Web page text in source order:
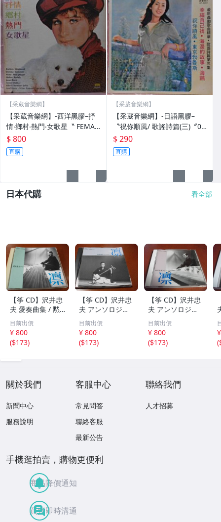
【采葳音樂網】
【采葳音樂網】-西洋黑膠–抒
情‧鄉村‧熱門‧女歌星〝 FEMAL
$ 800
直購
【采葳音樂網】
【采葳音樂網】-日語黑膠–
〝祝你順風/ 歌謠詩篇(三)〞04
5
$ 290
直購
日本代購 看全部
【筝 CD】沢井忠
夫 愛奏曲集 / 黙
示 、波 、二つの
相 、箏二重奏ソ
ナタ 杵屋正邦 、
入野義朗 、小野
目前出價
¥ 800
($173)
【筝 CD】沢井忠
夫 アンソロジー
「凜」からの分売
沢井忠夫作品集
ライブ 風衣、水
の声、枯野砧、五
目前出價
¥ 800
($173)
【筝 CD】沢井忠
夫 アンソロジー
「凜」からの分売
沢井忠夫 作品集
第三集 “光る海”
（限定販売） 200
目前出價
¥ 800
($173)
(
關於我們
新聞中心
服務說明
客服中心
常見問答
聯絡客服
最新公告
聯絡我們
人才招募
手機逛拍賣，購物更便利
商品降價通知
買賣即時溝通